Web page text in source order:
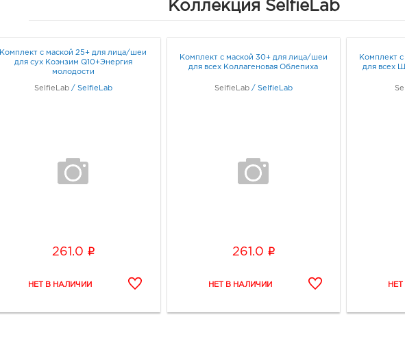
Маска предназначена для
Меры предосторожности:
Не применять для поврежденной
Коллекция SelfieLab
Комплект с маской 25+ для лица/шеи
для сух Коэнзим Q10+Энергия
молодости
SelfieLab /SelfieLab
261.0 i
Комплект с маской 30+ для лица/шеи
для всех Коллагеновая Облепиха
SelfieLab / SelfieLab
261.0 i
Комплект
для всех